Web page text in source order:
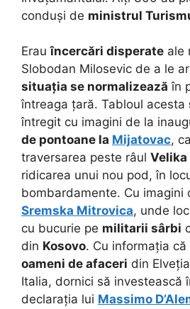
conduși de ministrul
Erauîncercări disperate ale
Slobodan Milosevic de a le
situația se normalizează în
întreaga țară. Tabloul acesta
întregit cu imagini de la
de pontoane la Mijatovac,
traversarea peste râul Velika
ridicarea unui nou pod, în
bombardamente. Cu imagini
Sremska Mitrovica, unde
cu bucurie pe militarii sârbi
din Kosovo. Cu informația
oameni de afaceri din
Italia, dornici să investească
declarația lui Massimo